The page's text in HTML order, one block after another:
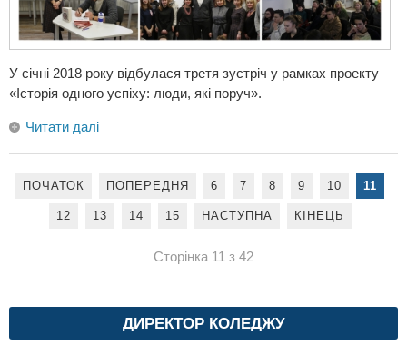
У січні 2018 року відбулася третя зустріч у рамках проекту
«Історія одного успіху: люди, які поруч».
Читати далі
ПОЧАТОК ПОПЕРЕДНЯ 6 7 8 9 10 11
12 13 14 15 НАСТУПНА КІНЕЦЬ
Сторінка 11 з 42
ДИРЕКТОР КОЛЕДЖУ